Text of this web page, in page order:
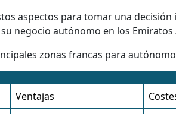
aspectos para tomar una
negocio autónomo en los Emiratos
zonas francas para
Ventajas